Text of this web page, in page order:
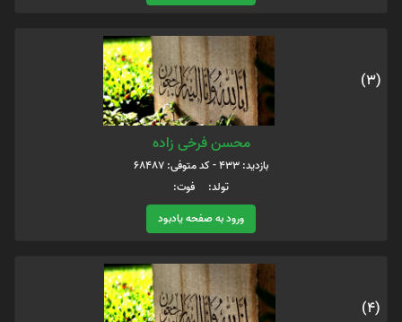
(3)
محسن فرخی زاده
بازدید: 433 - کد متوفی: 68487
تولد: فوت:
ورود به صفحه یادبود
(4)